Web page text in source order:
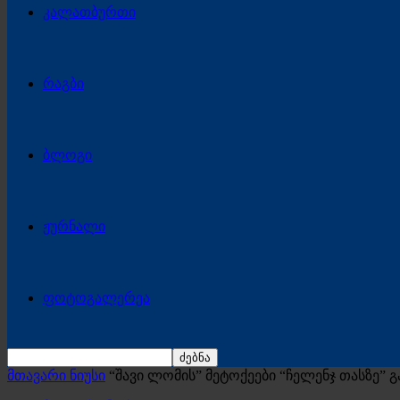
კალათბურთი
რაგბი
ბლოგი
ჟურნალი
ფოტოგალერეა
მთავარი ნიუსი “შავი ლომის” მეტოქეები “ჩელენჯ თასზე”